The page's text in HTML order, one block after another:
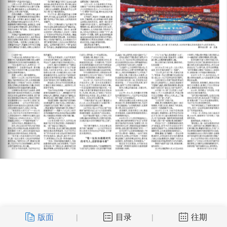
版面 | 目录 | 往期